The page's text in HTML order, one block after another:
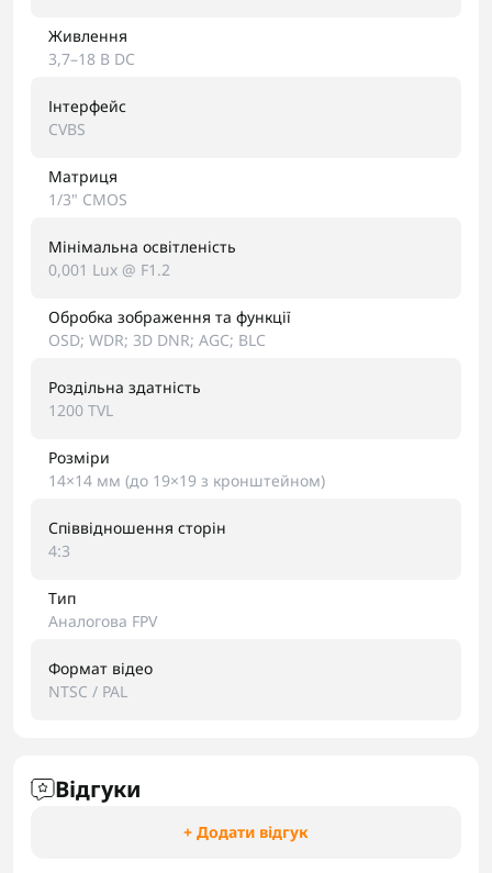
Живлення
3,7–18 В DC
Інтерфейс
CVBS
Матриця
1/3" CMOS
Мінімальна освітленість
0,001 Lux @ F1.2
Обробка зображення та функції
OSD; WDR; 3D DNR; AGC; BLC
Роздільна здатність
1200 TVL
Розміри
14×14 мм (до 19×19 з кронштейном)
Співвідношення сторін
4:3
Тип
Аналогова FPV
Формат відео
NTSC / PAL
Відгуки
+ Додати відгук